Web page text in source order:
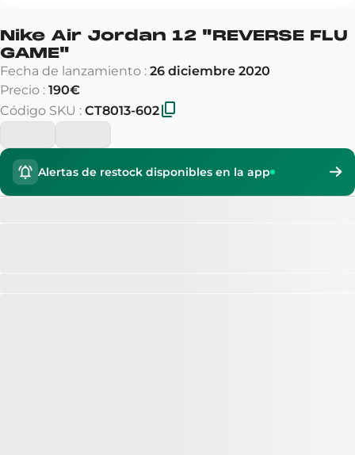
Nike Air Jordan 12 "REVERSE FLU
GAME"
Fecha de lanzamiento : 26 diciembre 2020
Precio : 190€
Código SKU : CT8013-602
Alertas de restock disponibles en la app